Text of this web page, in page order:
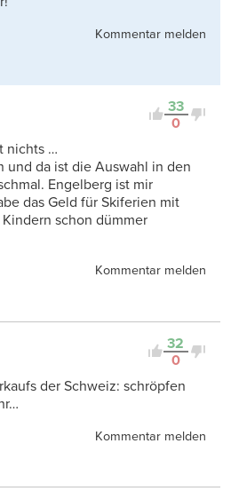
Kommentar melden
33
0
nichts …
und da ist die Auswahl in den
Engelberg ist mir
das Geld für Skiferien mit
schon dümmer
Kommentar melden
32
0
der Schweiz: schröpfen
Kommentar melden